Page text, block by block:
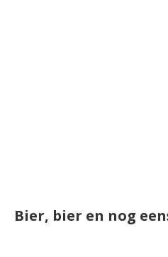
Bier, bier en nog